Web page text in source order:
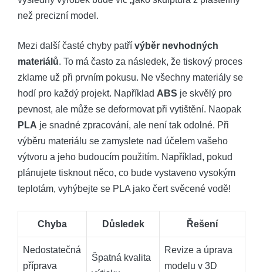
než precizní model.
Mezi další časté chyby patří výběr nevhodných
materiálů. To má často za následek, že tiskový proces
zklame už při prvním pokusu. Ne všechny materiály se
hodí pro každý projekt. Například ABS je skvělý pro
pevnost, ale může se deformovat při vytištění. Naopak
PLA je snadné zpracování, ale není tak odolné. Při
výběru materiálu se zamyslete nad účelem vašeho
výtvoru a jeho budoucím použitím. Například, pokud
plánujete tisknout něco, co bude vystaveno vysokým
teplotám, vyhýbejte se PLA jako čert svěcené vodě!
Chyba Důsledek Řešení
Nedostatečná
příprava
Špatná kvalita
Revize a úprava
modelu v 3D